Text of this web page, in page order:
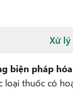
Xử lý
biện pháp
loại thuốc có